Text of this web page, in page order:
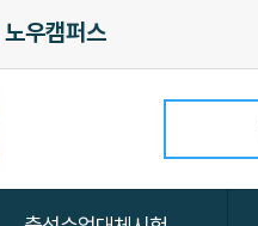
노우캠퍼스